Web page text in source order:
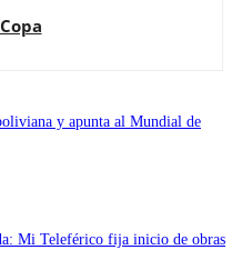
y apunta al Mundial de
Mi Teleférico fija inicio de obras